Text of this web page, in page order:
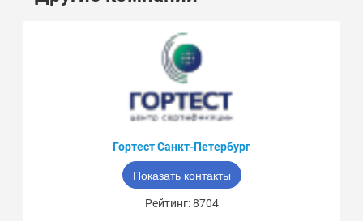
Гортест Санкт-Петербург
Показать контакты
Рейтинг: 8704